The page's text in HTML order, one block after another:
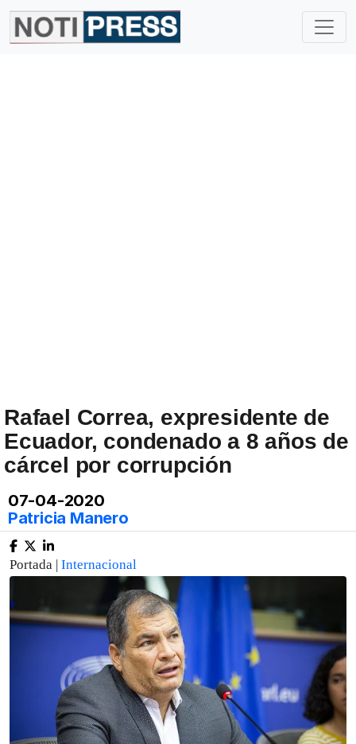
Rafael Correa, expresidente de
Ecuador, condenado a 8 años de
cárcel por corrupción
07-04-2020
Patricia Manero
Portada | Internacional